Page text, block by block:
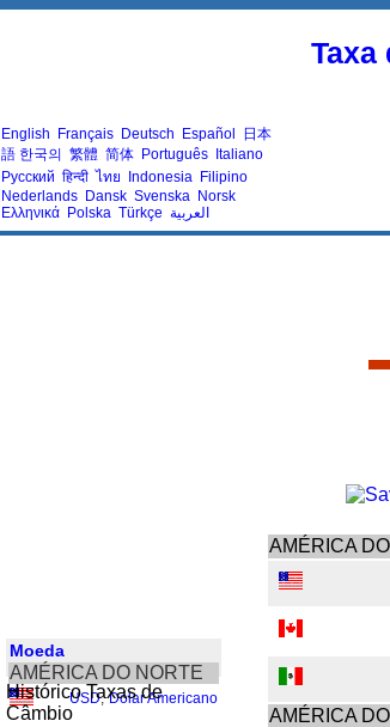
Taxa
English Français Deutsch Español
日本
語 한국의 繁體 简体 Português Italiano
Русский हिन्दी ไทย Indonesia Filipino
Nederlands Dansk Svenska Norsk
Ελληνικά Polska Türkçe العربية
Moeda
AMÉRICA DO NORTE
USD, Dólar Americano
Histórico Taxas de
Câmbio
AMÉRICA
AMÉRICA